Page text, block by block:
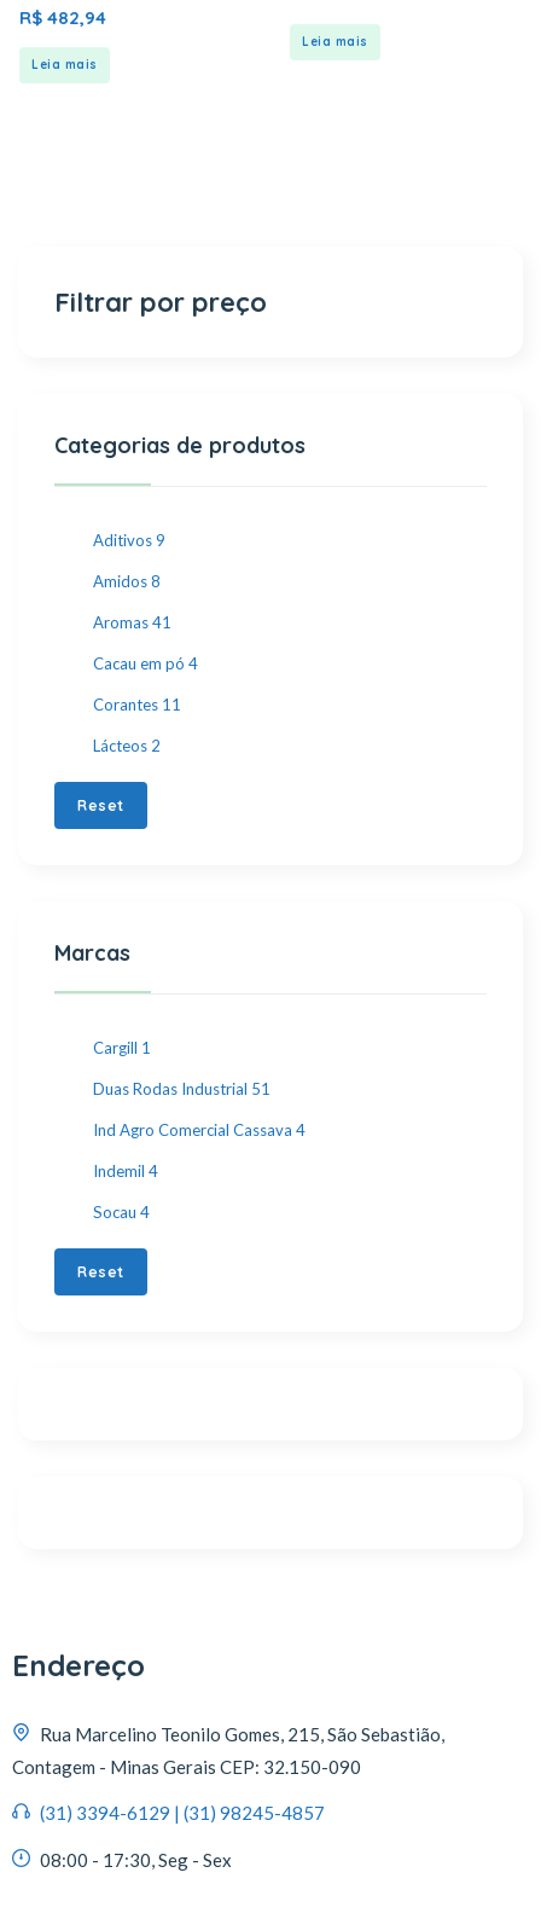
0
out
R$ 482,94
Leia mais
out
Leia mais
Filtrar por preço
Categorias de produtos
Aditivos 9
Amidos 8
Aromas 41
Cacau em pó 4
Corantes 11
Lácteos 2
Reset
Marcas
Cargill 1
Duas Rodas Industrial 51
Ind Agro Comercial Cassava 4
Indemil 4
Socau 4
Reset
Endereço
Rua Marcelino Teonilo Gomes, 215, São Sebastião,
Contagem - Minas Gerais CEP: 32.150-090
(31) 3394-6129 | (31) 98245-4857
08:00 - 17:30, Seg - Sex